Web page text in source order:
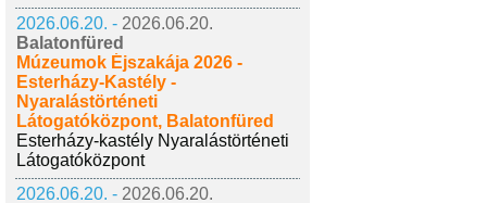
2026.06.20. - 2026.06.20.
Balatonfüred
Múzeumok Éjszakája 2026 -
Esterházy-Kastély -
Nyaralástörténeti
Látogatóközpont, Balatonfüred
Esterházy-kastély Nyaralástörténeti
Látogatóközpont
2026.06.20. - 2026.06.20.